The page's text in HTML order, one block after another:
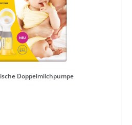
Doppelmilchpumpe